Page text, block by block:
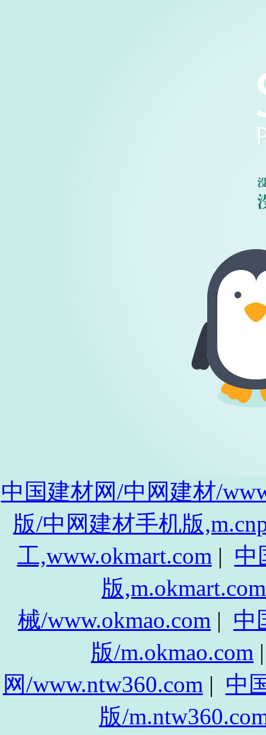
中国建材网/中网建材/
版/中网建材手机版
工,www.okmart.com | 中
版,m.okmart.com
械/www.okmao.com | 中
版/m.okmao.com
网/www.ntw360.com | 中
版/